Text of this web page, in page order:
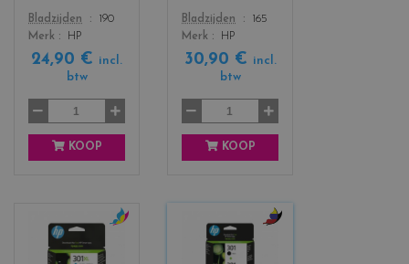
Color
b
a
Bladzijden
190
Merk
HP
24,90 €
incl.
btw
KOOP
Color
c
l
s
Bladzijden
165
Merk
HP
30,90 €
incl.
btw
KOOP